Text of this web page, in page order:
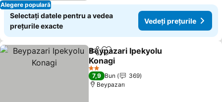
Alegere populară
Selectați datele pentru a vedea
prețurile exacte
Vedeți prețurile
DistribuițiAdăugaţi la favorite
Beypazari Ipekyolu
Konagi
2 Stele
7,9 Bun
369
Beypazarı